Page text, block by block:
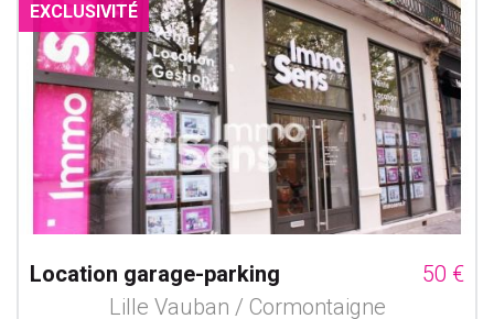
EXCLUSIVITÉ
Location garage-parking
50 €
Lille Vauban / Cormontaigne